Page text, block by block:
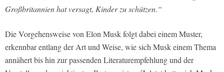
Großbritannien hat versagt, Kinder zu schützen.“
Die Vorgehensweise von Elon Musk folgt dabei einem Muster,
erkennbar entlang der Art und Weise, wie sich Musk einem Thema
annähert bis hin zur passenden Literaturempfehlung und der